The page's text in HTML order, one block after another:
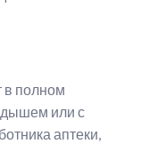
в полном
или с
аптеки,